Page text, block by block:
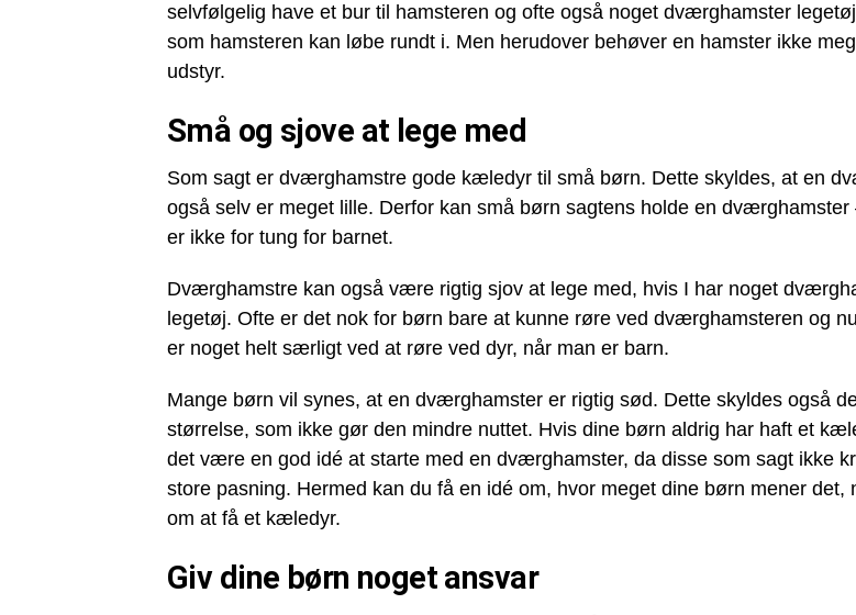
selvfølgelig have et bur til hamsteren og ofte også noget dværghamster
som hamsteren kan løbe rundt i. Men herudover behøver en hamster ikke
udstyr.
Små og sjove at lege med
Som sagt er dværghamstre gode kæledyr til små børn. Dette skyldes, at en
også selv er meget lille. Derfor kan små børn sagtens holde en dværghamster
er ikke for tung for barnet.
Dværghamstre kan også være rigtig sjov at lege med, hvis I har noget
legetøj. Ofte er det nok for børn bare at kunne røre ved dværghamsteren og
er noget helt særligt ved at røre ved dyr, når man er barn.
Mange børn vil synes, at en dværghamster er rigtig sød. Dette skyldes også
størrelse, som ikke gør den mindre nuttet. Hvis dine børn aldrig har haft et
det være en god idé at starte med en dværghamster, da disse som sagt ikke
store pasning. Hermed kan du få en idé om, hvor meget dine børn mener det,
om at få et kæledyr.
Giv dine børn noget ansvar